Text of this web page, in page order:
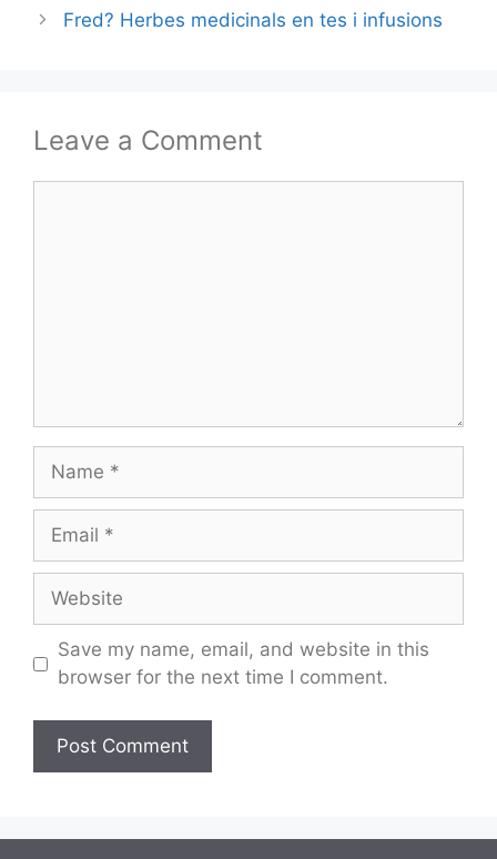
Fred? Herbes medicinals en tes i infusions
Leave a Comment
Name
Email
Website
Save my name, email, and website in this
browser for the next time I comment.